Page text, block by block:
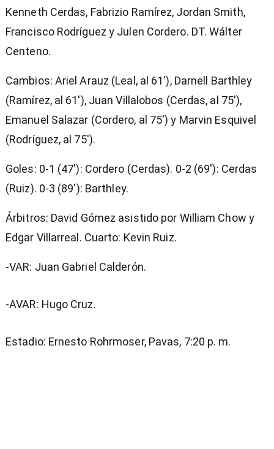
Kenneth Cerdas, Fabrizio Ramírez, Jordan Smith,
Francisco Rodríguez y Julen Cordero. DT. Wálter
Centeno.
Cambios: Ariel Arauz (Leal, al 61′), Darnell Barthley
(Ramírez, al 61′), Juan Villalobos (Cerdas, al 75′),
Emanuel Salazar (Cordero, al 75′) y Marvin Esquivel
(Rodríguez, al 75′).
Goles: 0-1 (47′): Cordero (Cerdas). 0-2 (69′): Cerdas
(Ruiz). 0-3 (89′): Barthley.
Árbitros: David Gómez asistido por William Chow y
Edgar Villarreal. Cuarto: Kevin Ruiz.
-VAR: Juan Gabriel Calderón.
-AVAR: Hugo Cruz.
Estadio: Ernesto Rohrmoser, Pavas, 7:20 p. m.